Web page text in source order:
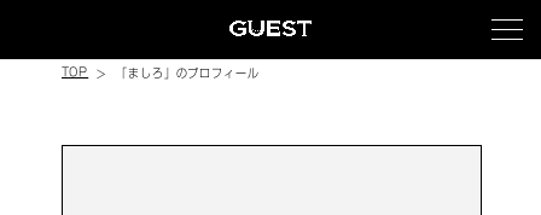
TOP 「ましろ」のプロフィール